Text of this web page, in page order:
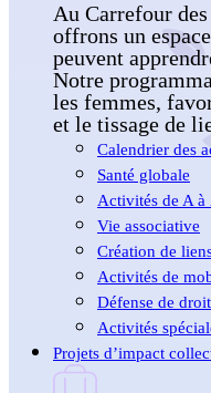
Au Carrefour
offrons un
peuvent
Notre
les femmes,
et le tissage de
Calendrier des
Santé globale
Activités de A à
Vie associative
Création de
Activités de
Défense de
Activités
Projets d’impact